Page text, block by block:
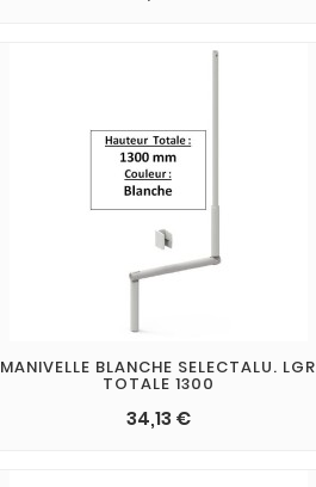
MANIVELLE BLANCHE SELECTALU. LGR
TOTALE 1300
34,13 €